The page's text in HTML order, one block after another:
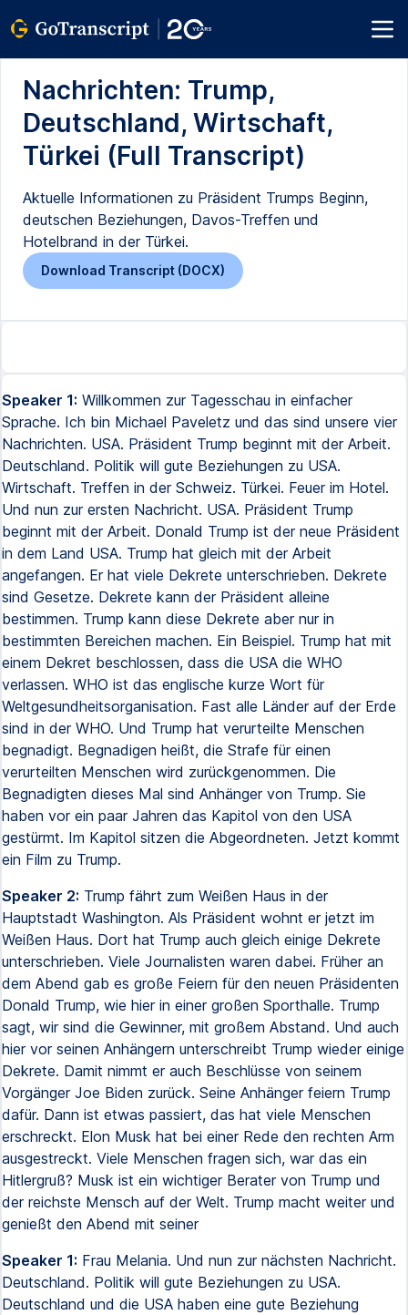
Nachrichten: Trump,
Deutschland, Wirtschaft,
Türkei (Full Transcript)
Aktuelle Informationen zu Präsident Trumps Beginn,
deutschen Beziehungen, Davos-Treffen und
Hotelbrand in der Türkei.
Download Transcript (DOCX)
Speaker 1: Willkommen zur Tagesschau in einfacher
Sprache. Ich bin Michael Paveletz und das sind unsere vier
Nachrichten. USA. Präsident Trump beginnt mit der Arbeit.
Deutschland. Politik will gute Beziehungen zu USA.
Wirtschaft. Treffen in der Schweiz. Türkei. Feuer im Hotel.
Und nun zur ersten Nachricht. USA. Präsident Trump
beginnt mit der Arbeit. Donald Trump ist der neue Präsident
in dem Land USA. Trump hat gleich mit der Arbeit
angefangen. Er hat viele Dekrete unterschrieben. Dekrete
sind Gesetze. Dekrete kann der Präsident alleine
bestimmen. Trump kann diese Dekrete aber nur in
bestimmten Bereichen machen. Ein Beispiel. Trump hat mit
einem Dekret beschlossen, dass die USA die WHO
verlassen. WHO ist das englische kurze Wort für
Weltgesundheitsorganisation. Fast alle Länder auf der Erde
sind in der WHO. Und Trump hat verurteilte Menschen
begnadigt. Begnadigen heißt, die Strafe für einen
verurteilten Menschen wird zurückgenommen. Die
Begnadigten dieses Mal sind Anhänger von Trump. Sie
haben vor ein paar Jahren das Kapitol von den USA
gestürmt. Im Kapitol sitzen die Abgeordneten. Jetzt kommt
ein Film zu Trump.
Speaker 2: Trump fährt zum Weißen Haus in der
Hauptstadt Washington. Als Präsident wohnt er jetzt im
Weißen Haus. Dort hat Trump auch gleich einige Dekrete
unterschrieben. Viele Journalisten waren dabei. Früher an
dem Abend gab es große Feiern für den neuen Präsidenten
Donald Trump, wie hier in einer großen Sporthalle. Trump
sagt, wir sind die Gewinner, mit großem Abstand. Und auch
hier vor seinen Anhängern unterschreibt Trump wieder einige
Dekrete. Damit nimmt er auch Beschlüsse von seinem
Vorgänger Joe Biden zurück. Seine Anhänger feiern Trump
dafür. Dann ist etwas passiert, das hat viele Menschen
erschreckt. Elon Musk hat bei einer Rede den rechten Arm
ausgestreckt. Viele Menschen fragen sich, war das ein
Hitlergruß? Musk ist ein wichtiger Berater von Trump und
der reichste Mensch auf der Welt. Trump macht weiter und
genießt den Abend mit seiner
Speaker 1: Frau Melania. Und nun zur nächsten Nachricht.
Deutschland. Politik will gute Beziehungen zu USA.
Deutschland und die USA haben eine gute Beziehung